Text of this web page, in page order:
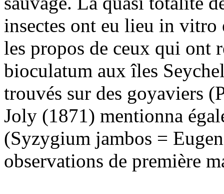
insectes ont eu lieu in vitro
les propos de ceux qui ont
bioculatum aux îles
trouvés sur des goyaviers
Joly (1871) mentionna
(Syzygium jambos =
observations de première